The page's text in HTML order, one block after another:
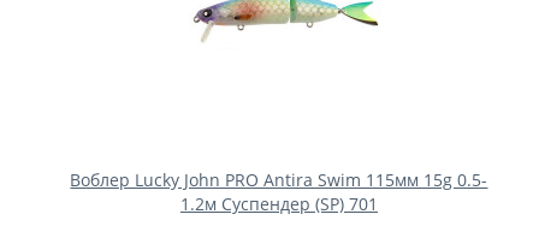
Воблер Lucky John PRO Antira Swim 115мм 15g 0.5-
1.2м Cуспендер (SP) 701